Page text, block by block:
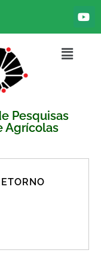
Pesquisas
Agrícolas